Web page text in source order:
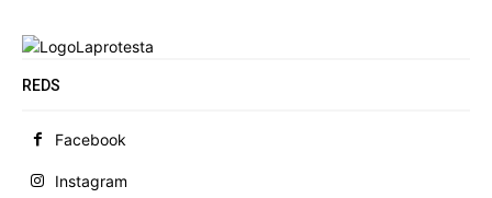
REDS
Facebook
Instagram